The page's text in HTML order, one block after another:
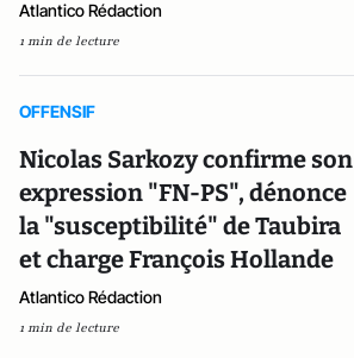
Atlantico Rédaction
1 min de lecture
OFFENSIF
Nicolas Sarkozy confirme son
expression "FN-PS", dénonce
la "susceptibilité" de Taubira
et charge François Hollande
Atlantico Rédaction
1 min de lecture